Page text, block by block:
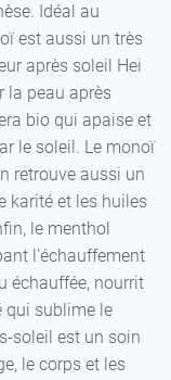
Idéal au
est aussi un très
après soleil Hei
la peau après
bio qui apaise et
le soleil. Le monoï
retrouve aussi un
karité et les huiles
le menthol
l'échauffement
échauffée, nourrit
qui sublime le
soleil est un soin
le corps et les